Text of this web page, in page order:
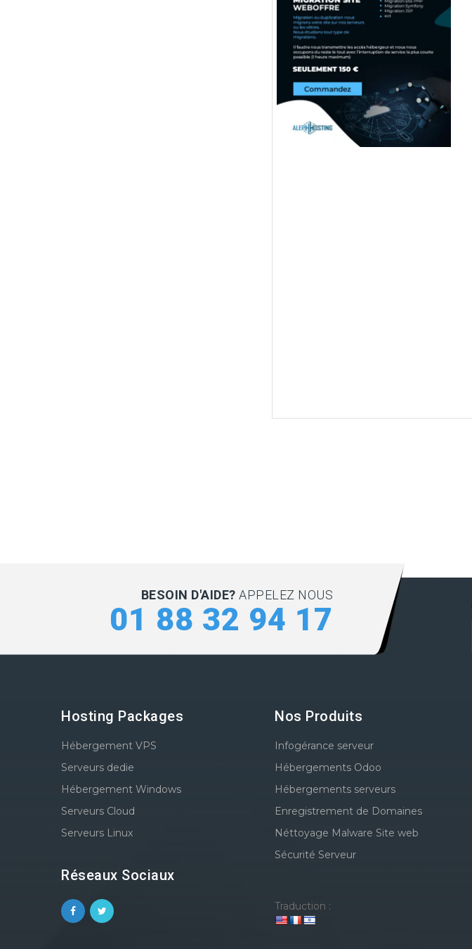
BESOIN D'AIDE? APPELEZ NOUS
01 88 32 94 17
Hosting Packages
Hébergement VPS
Serveurs dedie
Hébergement Windows
Serveurs Cloud
Serveurs Linux
Réseaux Sociaux
Nos Produits
Infogérance serveur
Hébergements Odoo
Hébergements serveurs
Enregistrement de Domaines
Néttoyage Malware Site web
Sécurité Serveur
Traduction :